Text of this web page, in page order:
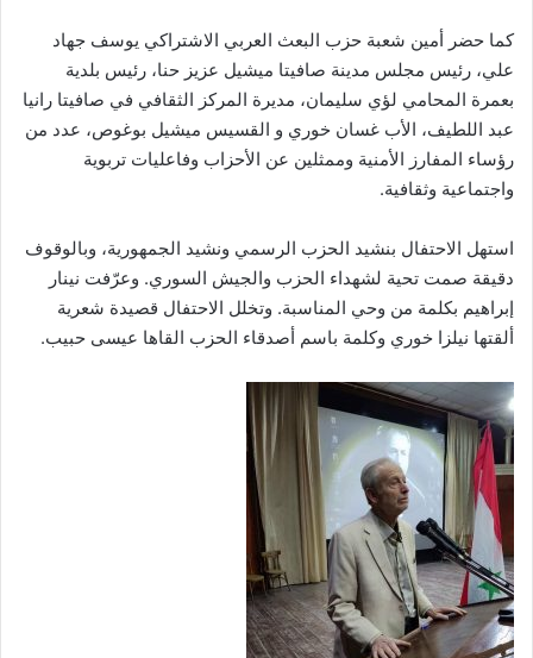
كما حضر أمين شعبة حزب البعث العربي الاشتراكي يوسف جهاد
علي، رئيس مجلس مدينة صافيتا ميشيل عزيز حنا، رئيس بلدية
بعمرة المحامي لؤي سليمان، مديرة المركز الثقافي في صافيتا رانيا
عبد اللطيف، الأب غسان خوري و القسيس ميشيل بوغوص، عدد من
رؤساء المفارز الأمنية وممثلين عن الأحزاب وفاعليات تربوية
واجتماعية وثقافية.
استهل الاحتفال بنشيد الحزب الرسمي ونشيد الجمهورية، وبالوقوف
دقيقة صمت تحية لشهداء الحزب والجيش السوري. وعرّفت نينار
إبراهيم بكلمة من وحي المناسبة. وتخلل الاحتفال قصيدة شعرية
ألقتها نيلزا خوري وكلمة باسم أصدقاء الحزب القاها عيسى حبيب.